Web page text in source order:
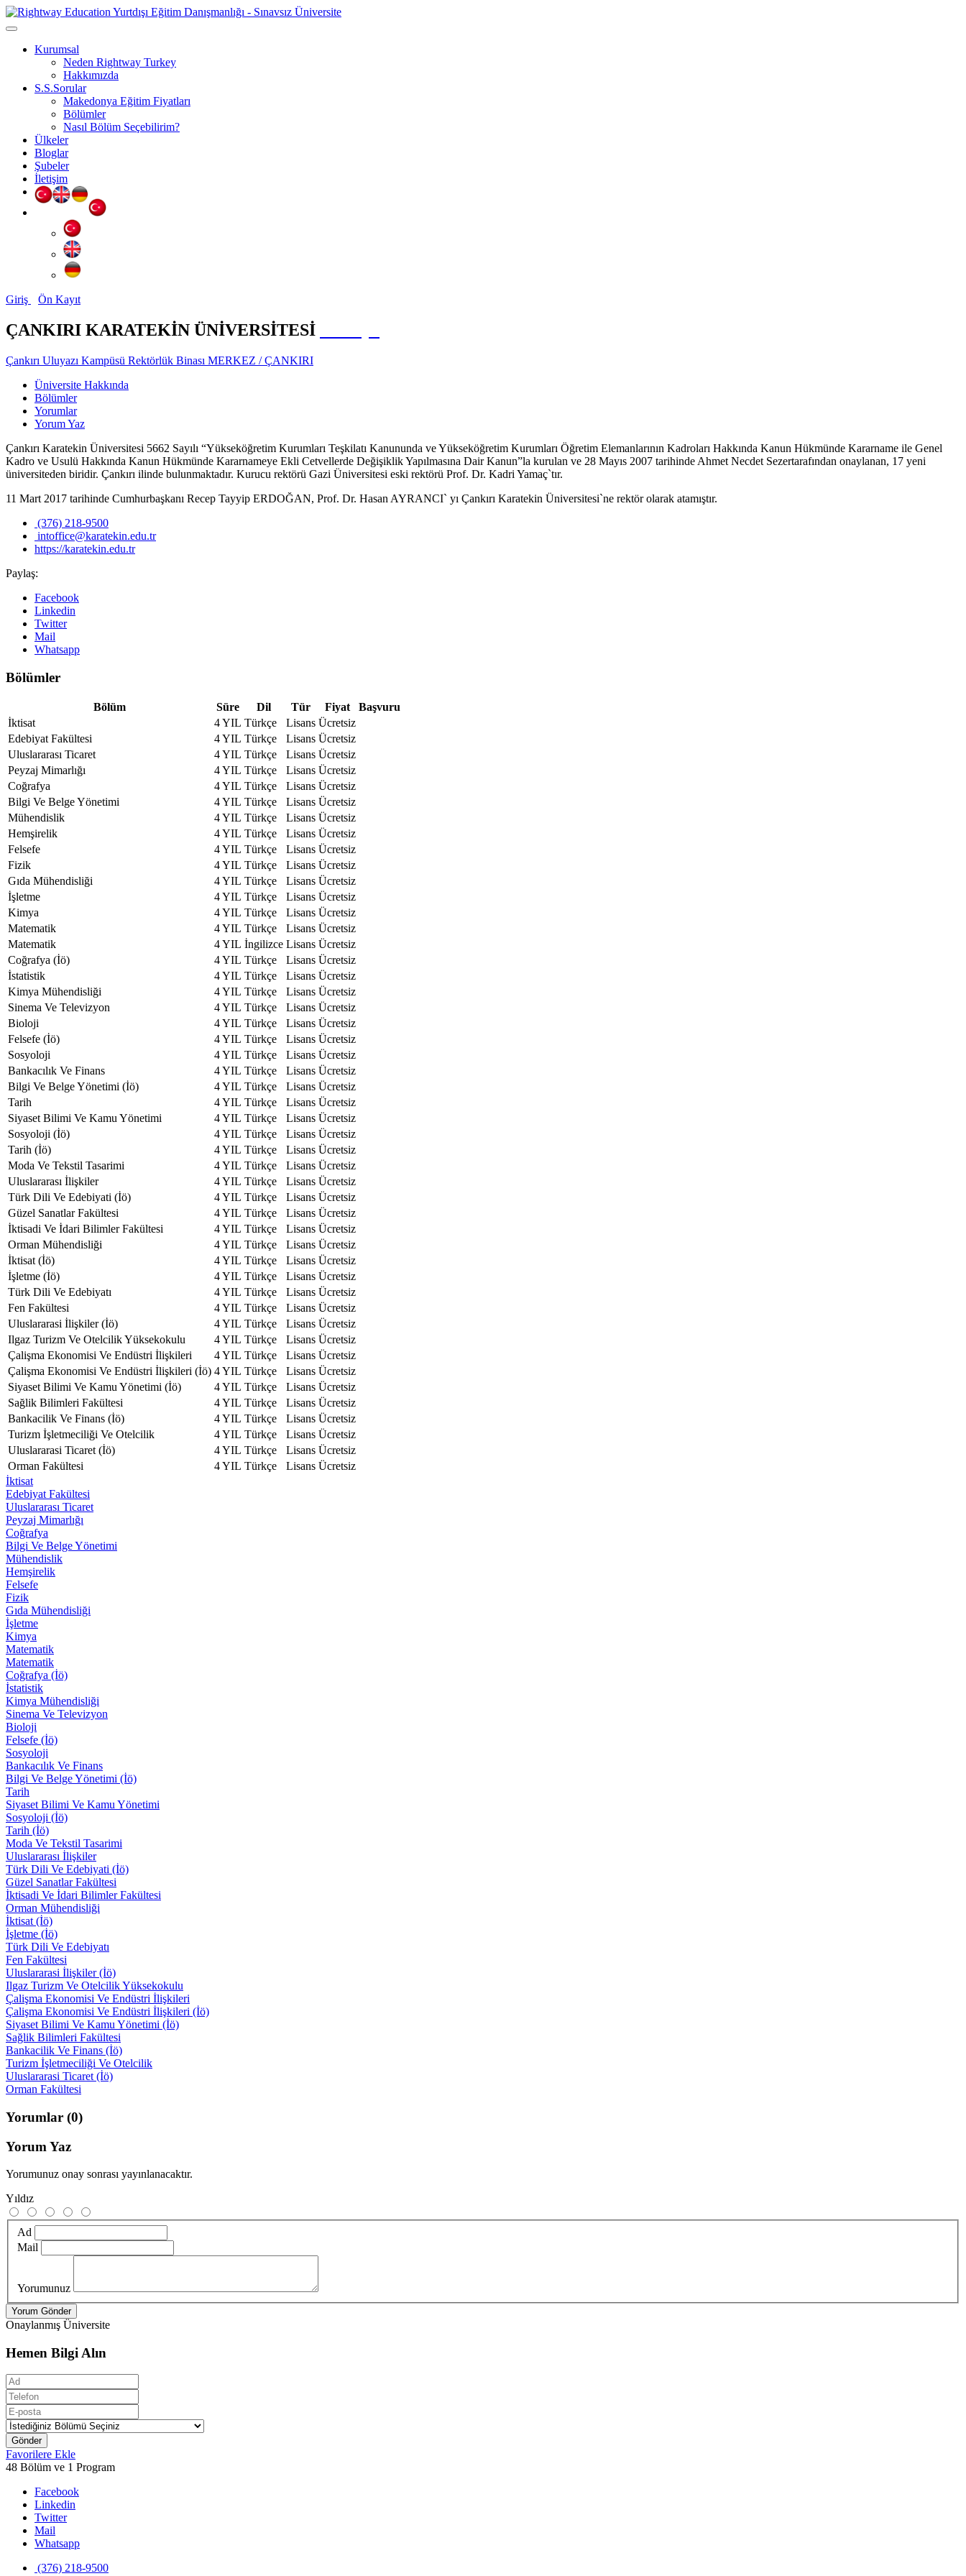
Kurumsal
Neden Rightway Turkey
Hakkımızda
S.S.Sorular
Makedonya Eğitim Fiyatları
Bölümler
Nasıl Bölüm Seçebilirim?
Ülkeler
Bloglar
Şubeler
İletişim
Giriş Ön Kayıt
ÇANKIRI KARATEKİN ÜNİVERSİTESİ
Çankırı Uluyazı Kampüsü Rektörlük Binası MERKEZ / ÇANKIRI
Üniversite Hakkında
Bölümler
Yorumlar
Yorum Yaz
Çankırı Karatekin Üniversitesi 5662 Sayılı “Yükseköğretim Kurumları Teşkilatı Kanununda ve Yükseköğretim Kurumları Öğretim Elemanlarının Kadroları Hakkında Kanun Hükmünde Kararname ile Genel
Kadro ve Usulü Hakkında Kanun Hükmünde Kararnameye Ekli Cetvellerde Değişiklik Yapılmasına Dair Kanun”la kurulan ve 28 Mayıs 2007 tarihinde Ahmet Necdet Sezertarafından onaylanan, 17 yeni
üniversiteden biridir. Çankırı ilinde bulunmaktadır. Kurucu rektörü Gazi Üniversitesi eski rektörü Prof. Dr. Kadri Yamaç`tır.
11 Mart 2017 tarihinde Cumhurbaşkanı Recep Tayyip ERDOĞAN, Prof. Dr. Hasan AYRANCI` yı Çankırı Karatekin Üniversitesi`ne rektör olarak atamıştır.
(376) 218-9500
intoffice@karatekin.edu.tr
https://karatekin.edu.tr
Paylaş:
Facebook
Linkedin
Twitter
Mail
Whatsapp
Bölümler
Bölüm Süre Dil Tür Fiyat
Başvuru
İktisat
4 YIL Türkçe Lisans Ücretsiz
Edebiyat Fakültesi
4 YIL Türkçe Lisans Ücretsiz
Uluslararası Ticaret
4 YIL Türkçe Lisans Ücretsiz
Peyzaj Mimarlığı
4 YIL Türkçe Lisans Ücretsiz
Coğrafya
4 YIL Türkçe Lisans Ücretsiz
Bilgi Ve Belge Yönetimi
4 YIL Türkçe Lisans Ücretsiz
Mühendislik
4 YIL Türkçe Lisans Ücretsiz
Hemşirelik
4 YIL Türkçe Lisans Ücretsiz
Felsefe
4 YIL Türkçe Lisans Ücretsiz
Fizik
4 YIL Türkçe Lisans Ücretsiz
Gıda Mühendisliği
4 YIL Türkçe Lisans Ücretsiz
İşletme
4 YIL Türkçe Lisans Ücretsiz
Kimya
4 YIL Türkçe Lisans Ücretsiz
Matematik
4 YIL Türkçe Lisans Ücretsiz
Matematik
4 YIL İngilizce Lisans Ücretsiz
Coğrafya (İö)
4 YIL Türkçe Lisans Ücretsiz
İstatistik
4 YIL Türkçe Lisans Ücretsiz
Kimya Mühendisliği
4 YIL Türkçe Lisans Ücretsiz
Sinema Ve Televizyon
4 YIL Türkçe Lisans Ücretsiz
Bioloji
4 YIL Türkçe Lisans Ücretsiz
Felsefe (İö)
4 YIL Türkçe Lisans Ücretsiz
Sosyoloji
4 YIL Türkçe Lisans Ücretsiz
Bankacılık Ve Finans
4 YIL Türkçe Lisans Ücretsiz
Bilgi Ve Belge Yönetimi (İö)
4 YIL Türkçe Lisans Ücretsiz
Tarih
4 YIL Türkçe Lisans Ücretsiz
Siyaset Bilimi Ve Kamu Yönetimi
4 YIL Türkçe Lisans Ücretsiz
Sosyoloji (İö)
4 YIL Türkçe Lisans Ücretsiz
Tarih (İö)
4 YIL Türkçe Lisans Ücretsiz
Moda Ve Tekstil Tasarimi
4 YIL Türkçe Lisans Ücretsiz
Uluslararası İlişkiler
4 YIL Türkçe Lisans Ücretsiz
Türk Dili Ve Edebiyati (İö)
4 YIL Türkçe Lisans Ücretsiz
Güzel Sanatlar Fakültesi
4 YIL Türkçe Lisans Ücretsiz
İktisadi Ve İdari Bilimler Fakültesi
4 YIL Türkçe Lisans Ücretsiz
Orman Mühendisliği
4 YIL Türkçe Lisans Ücretsiz
İktisat (İö)
4 YIL Türkçe Lisans Ücretsiz
İşletme (İö)
4 YIL Türkçe Lisans Ücretsiz
Türk Dili Ve Edebiyatı
4 YIL Türkçe Lisans Ücretsiz
Fen Fakültesi
4 YIL Türkçe Lisans Ücretsiz
Uluslararasi İlişkiler (İö)
4 YIL Türkçe Lisans Ücretsiz
Ilgaz Turizm Ve Otelcilik Yüksekokulu
4 YIL Türkçe Lisans Ücretsiz
Çalişma Ekonomisi Ve Endüstri İlişkileri
4 YIL Türkçe Lisans Ücretsiz
Çalişma Ekonomisi Ve Endüstri İlişkileri (İö) 4 YIL Türkçe Lisans Ücretsiz
Siyaset Bilimi Ve Kamu Yönetimi (İö)
4 YIL Türkçe Lisans Ücretsiz
Sağlik Bilimleri Fakültesi
4 YIL Türkçe Lisans Ücretsiz
Bankacilik Ve Finans (İö)
4 YIL Türkçe Lisans Ücretsiz
Turizm İşletmeciliği Ve Otelcilik
4 YIL Türkçe Lisans Ücretsiz
Uluslararasi Ticaret (İö)
4 YIL Türkçe Lisans Ücretsiz
Orman Fakültesi
4 YIL Türkçe Lisans Ücretsiz
İktisat
Edebiyat Fakültesi
Uluslararası Ticaret
Peyzaj Mimarlığı
Coğrafya
Bilgi Ve Belge Yönetimi
Mühendislik
Hemşirelik
Felsefe
Fizik
Gıda Mühendisliği
İşletme
Kimya
Matematik
Matematik
Coğrafya (İö)
İstatistik
Kimya Mühendisliği
Sinema Ve Televizyon
Bioloji
Felsefe (İö)
Sosyoloji
Bankacılık Ve Finans
Bilgi Ve Belge Yönetimi (İö)
Tarih
Siyaset Bilimi Ve Kamu Yönetimi
Sosyoloji (İö)
Tarih (İö)
Moda Ve Tekstil Tasarimi
Uluslararası İlişkiler
Türk Dili Ve Edebiyati (İö)
Güzel Sanatlar Fakültesi
İktisadi Ve İdari Bilimler Fakültesi
Orman Mühendisliği
İktisat (İö)
İşletme (İö)
Türk Dili Ve Edebiyatı
Fen Fakültesi
Uluslararasi İlişkiler (İö)
Ilgaz Turizm Ve Otelcilik Yüksekokulu
Çalişma Ekonomisi Ve Endüstri İlişkileri
Çalişma Ekonomisi Ve Endüstri İlişkileri (İö)
Siyaset Bilimi Ve Kamu Yönetimi (İö)
Sağlik Bilimleri Fakültesi
Bankacilik Ve Finans (İö)
Turizm İşletmeciliği Ve Otelcilik
Uluslararasi Ticaret (İö)
Orman Fakültesi
Yorumlar (0)
Yorum Yaz
Yorumunuz onay sonrası yayınlanacaktır.
Yıldız
Ad
Mail
Yorumunuz
Yorum Gönder
Onaylanmış Üniversite
Hemen Bilgi Alın
Gönder
Favorilere Ekle
48 Bölüm ve 1 Program
Facebook
Linkedin
Twitter
Mail
Whatsapp
(376) 218-9500